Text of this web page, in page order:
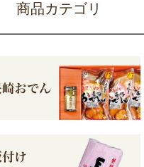
商品カテゴリ